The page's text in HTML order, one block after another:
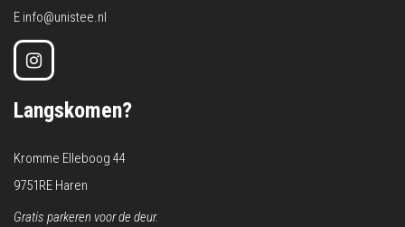
E info@unistee.nl
Langskomen?
Kromme Elleboog 44
9751RE Haren
Gratis parkeren voor de deur.